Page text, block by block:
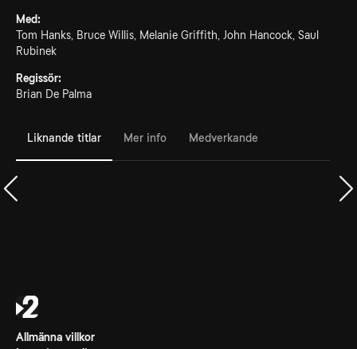
Med:
Tom Hanks, Bruce Willis, Melanie Griffith, John Hancock, Saul
Rubinek
Regissör:
Brian De Palma
Liknande titlar Mer info Medverkande
Allmänna villkor